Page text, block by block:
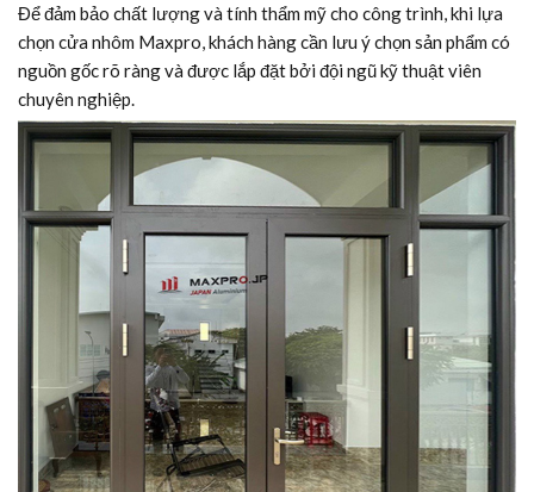
Để đảm bảo chất lượng và tính thẩm mỹ cho công trình, khi lựa
chọn cửa nhôm Maxpro, khách hàng cần lưu ý chọn sản phẩm có
nguồn gốc rõ ràng và được lắp đặt bởi đội ngũ kỹ thuật viên
chuyên nghiệp.